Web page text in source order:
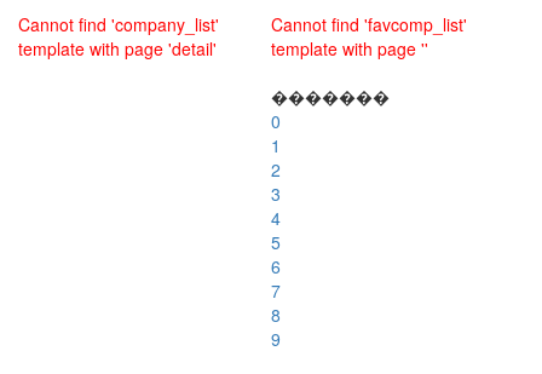
Cannot find 'company_list'
template with page 'detail'
Cannot find 'favcomp_list'
template with page ''
�������
0
1
2
3
4
5
6
7
8
9